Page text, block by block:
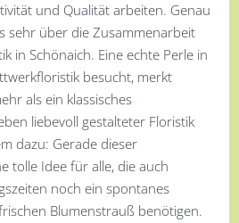
und Qualität arbeiten. Genau
sehr über die Zusammenarbeit
in Schönaich. Eine echte Perle in
besucht, merkt
als ein klassisches
liebevoll gestalteter Floristik
dazu: Gerade dieser
tolle Idee für alle, die auch
noch ein spontanes
Blumenstrauß benötigen.